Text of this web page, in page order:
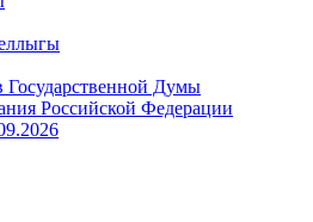
Государственной Думы
Российской Федерации